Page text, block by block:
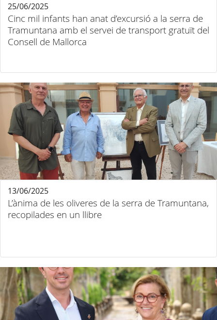
Cinc mil infants han anat d’excursió a la serra de
Tramuntana amb el servei de transport gratuït del
Consell de Mallorca
25/06/2025
L’ànima de les oliveres de la serra de Tramuntana,
recopilades en un llibre
13/06/2025